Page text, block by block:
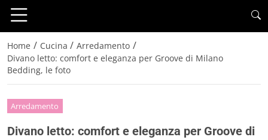
Home / Cucina / Arredamento /
Divano letto: comfort e eleganza per Groove di Milano
Bedding, le foto
Arredamento
Divano letto: comfort e eleganza per Groove di